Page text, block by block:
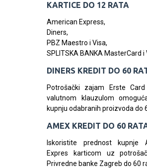
KARTICE DO 12 RATA
American Express,
Diners,
PBZ Maestro i Visa,
SPLITSKA BANKA MasterCard i
DINERS KREDIT DO 60
Potrošački zajam Erste
valutnom klauzulom
kupnju odabranih proizvoda do
AMEX KREDIT DO 60
Iskoristite prednost kupnje
Expres karticom uz
Privredne banke Zagreb do 60